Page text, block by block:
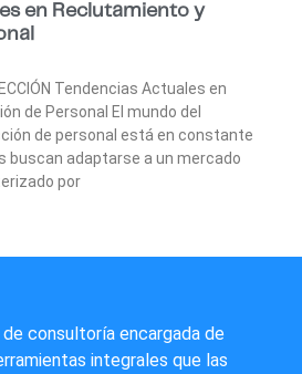
en Reclutamiento y
Tendencias Actuales en
de Personal El mundo del
de personal está en constante
buscan adaptarse a un mercado
por
de consultoría encargada de
integrales que las